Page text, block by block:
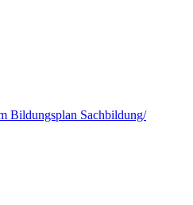
Bildungsplan Sachbildung/